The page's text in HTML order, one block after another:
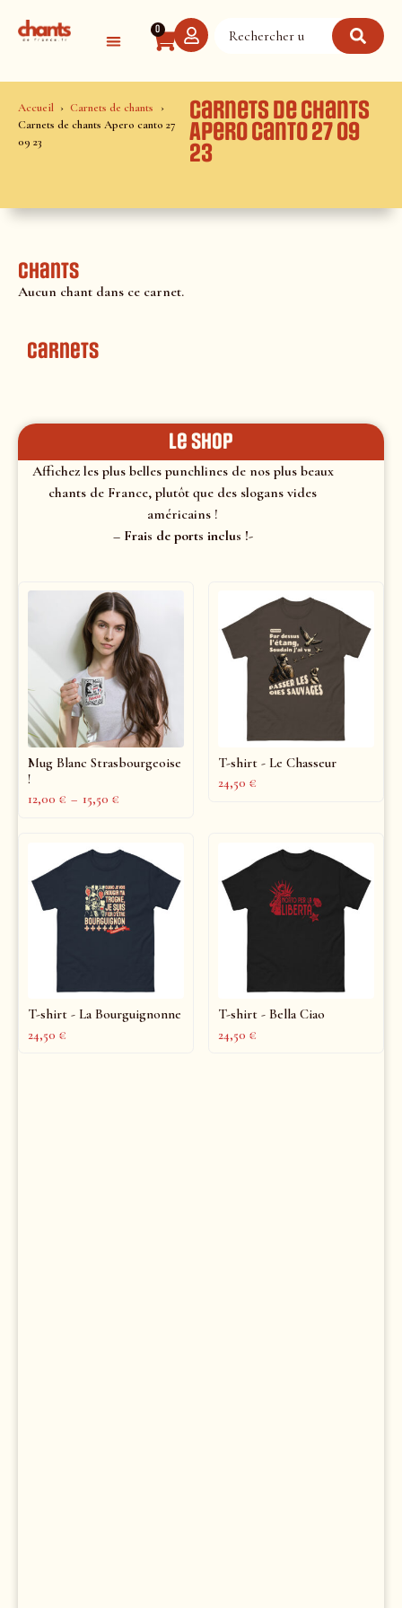
0
Accueil
Carnets de chants
Carnets de chants Apero canto 27
09 23
Carnets de chants
Apero canto 27 09
23
Chants
Aucun chant dans ce carnet.
Carnets
le shop
Affichez les plus belles punchlines de nos plus beaux
chants de France, plutôt que des slogans vides
américains !
– Frais de ports inclus !-
Mug Blanc Strasbourgeoise
!
12,00 € – 15,50 €
T-shirt - Le Chasseur
24,50 €
T-shirt - La Bourguignonne
24,50 €
T-shirt - Bella Ciao
24,50 €